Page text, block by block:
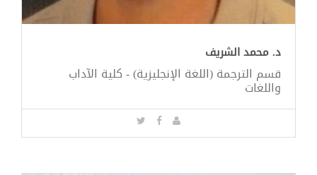
د. محمد الشريف
قسم الترجمة (اللغة الإنجليزية) - كلية الآداب
واللغات